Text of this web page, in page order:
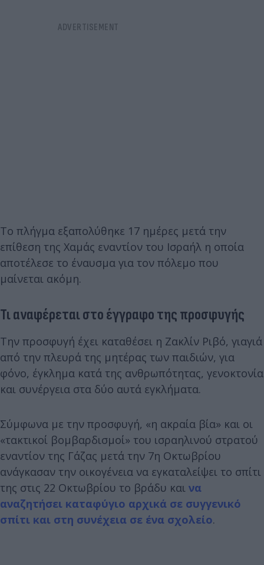
Το πλήγμα εξαπολύθηκε 17 ημέρες μετά την
επίθεση της Χαμάς εναντίον του Ισραήλ η οποία
αποτέλεσε το έναυσμα για τον πόλεμο που
μαίνεται ακόμη.
Τι αναφέρεται στο έγγραφο της προσφυγής
Την προσφυγή έχει καταθέσει η Ζακλίν Ριβό, γιαγιά
από την πλευρά της μητέρας των παιδιών, για
φόνο, έγκλημα κατά της ανθρωπότητας, γενοκτονία
και συνέργεια στα δύο αυτά εγκλήματα.
Σύμφωνα με την προσφυγή, «η ακραία βία» και οι
«τακτικοί βομβαρδισμοί» του ισραηλινού στρατού
εναντίον της Γάζας μετά την 7η Οκτωβρίου
ανάγκασαν την οικογένεια να εγκαταλείψει το σπίτι
της στις 22 Οκτωβρίου το βράδυ και να
αναζητήσει καταφύγιο αρχικά σε συγγενικό
σπίτι και στη συνέχεια σε ένα σχολείο.